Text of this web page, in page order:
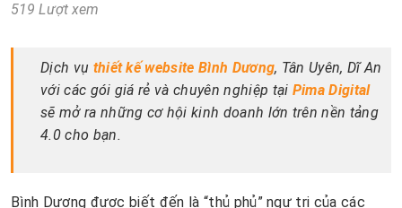
519 Lượt xem
Dịch vụ thiết kế website Bình Dương, Tân Uyên, Dĩ An
với các gói giá rẻ và chuyên nghiệp tại Pima Digital
sẽ mở ra những cơ hội kinh doanh lớn trên nền tảng
4.0 cho bạn.
Bình Dương được biết đến là “thủ phủ” ngự trị của các